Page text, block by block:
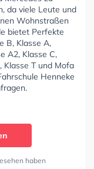
da viele Leute und
Wohnstraßen
bietet Perfekte
B, Klasse A,
A2, Klasse C,
Klasse T und Mofa
Henneke
haben